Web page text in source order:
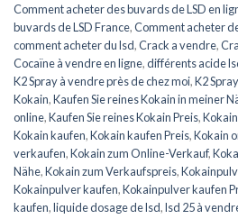
Comment acheter des buvards de LSD en
buvards de LSD France,Comment acheter
comment acheter du lsd,Crack a vendre,
Cocaïne à vendre en ligne,différents acide
K2 Spray à vendre près de chez moi,K2
Kokain,Kaufen Sie reines Kokain in meiner
online,Kaufen Sie reines Kokain Preis,
Kokain kaufen,Kokain kaufen Preis,Kokain
verkaufen,Kokain zum Online-Verkauf,
Nähe,Kokain zum Verkaufspreis,
Kokainpulver kaufen,Kokainpulver kaufen
kaufen,liquide dosage de lsd,lsd 25 à